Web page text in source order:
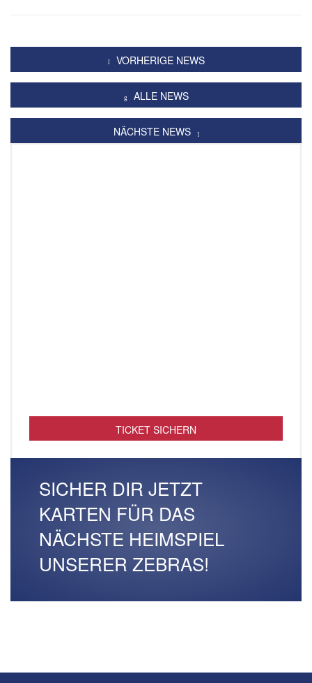
VORHERIGE NEWS
ALLE NEWS
NÄCHSTE NEWS
TICKET SICHERN
SICHER DIR JETZT
KARTEN FÜR DAS
NÄCHSTE HEIMSPIEL
UNSERER ZEBRAS!